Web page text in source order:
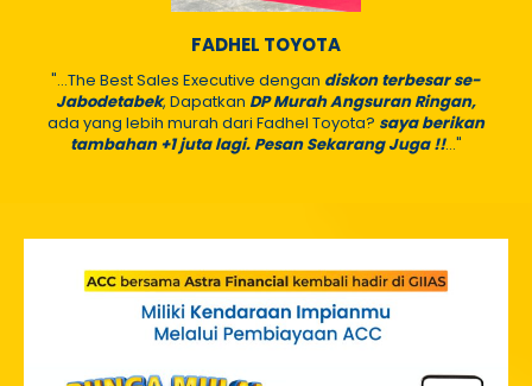
FADHEL TOYOTA
"...The Best Sales Executive dengan diskon terbesar se-
Jabodetabek, Dapatkan DP Murah Angsuran Ringan,
ada yang lebih murah dari Fadhel Toyota? saya berikan
tambahan +1 juta lagi. Pesan Sekarang Juga !!..."